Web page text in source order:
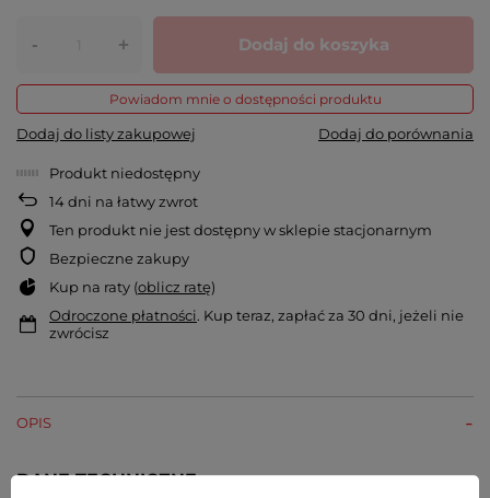
- + Dodaj do koszyka
Powiadom mnie o dostępności produktu
Dodaj do listy zakupowej Dodaj do porównania
Produkt niedostępny
14dni na łatwy zwrot
Ten produkt nie jest dostępny w sklepie stacjonarnym
Bezpieczne zakupy
Kup na raty (oblicz ratę)
Odroczone płatności. Kup teraz, zapłać za 30 dni, jeżeli nie
zwrócisz
OPIS
DANE TECHNICZNE